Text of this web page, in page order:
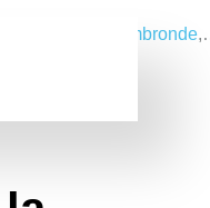
Combronde